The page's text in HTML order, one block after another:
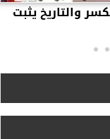
والتاريخ يثبت